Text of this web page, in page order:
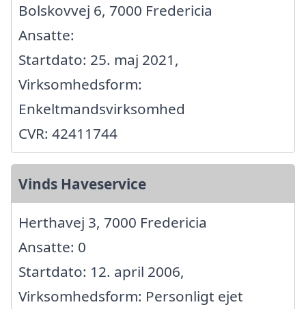
Bolskovvej 6, 7000 Fredericia
Ansatte:
Startdato: 25. maj 2021,
Virksomhedsform:
Enkeltmandsvirksomhed
CVR: 42411744
Vinds Haveservice
Herthavej 3, 7000 Fredericia
Ansatte: 0
Startdato: 12. april 2006,
Virksomhedsform: Personligt ejet